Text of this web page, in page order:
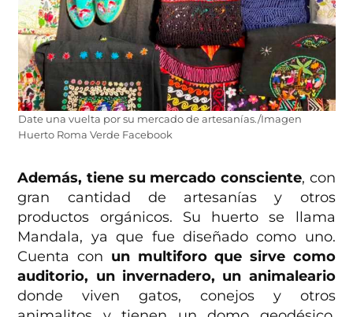
Date una vuelta por su mercado de artesanías./Imagen
Huerto Roma Verde Facebook
Además, tiene su mercado consciente, con
gran cantidad de artesanías y otros
productos orgánicos. Su huerto se llama
Mandala, ya que fue diseñado como uno.
Cuenta con un multiforo que sirve como
auditorio, un invernadero, un animaleario
donde viven gatos, conejos y otros